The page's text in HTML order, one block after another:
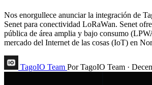
Nos enorgullece anunciar la integración de
Senet para conectividad LoRaWan. Senet
pública de área amplia y bajo consumo
mercado del Internet de las cosas (IoT) en
TagoIO Team Por TagoIO Team ·